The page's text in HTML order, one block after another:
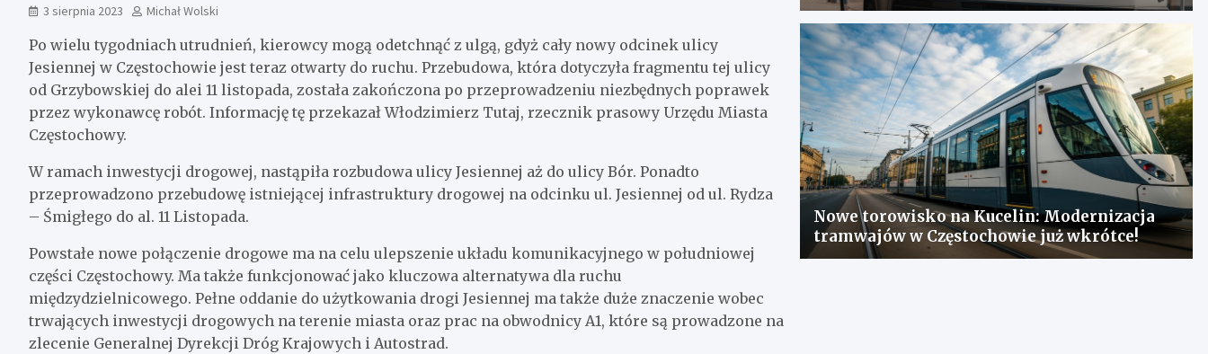
3 sierpnia 2023 Michał Wolski
Po wielu tygodniach utrudnień, kierowcy mogą odetchnąć z ulgą, gdyż cały nowy odcinek ulicy
Jesiennej w Częstochowie jest teraz otwarty do ruchu. Przebudowa, która dotyczyła fragmentu tej ulicy
od Grzybowskiej do alei 11 listopada, została zakończona po przeprowadzeniu niezbędnych poprawek
przez wykonawcę robót. Informację tę przekazał Włodzimierz Tutaj, rzecznik prasowy Urzędu Miasta
Częstochowy.
W ramach inwestycji drogowej, nastąpiła rozbudowa ulicy Jesiennej aż do ulicy Bór. Ponadto
przeprowadzono przebudowę istniejącej infrastruktury drogowej na odcinku ul. Jesiennej od ul. Rydza
– Śmigłego do al. 11 Listopada.
Powstałe nowe połączenie drogowe ma na celu ulepszenie układu komunikacyjnego w południowej
części Częstochowy. Ma także funkcjonować jako kluczowa alternatywa dla ruchu
międzydzielnicowego. Pełne oddanie do użytkowania drogi Jesiennej ma także duże znaczenie wobec
trwających inwestycji drogowych na terenie miasta oraz prac na obwodnicy A1, które są prowadzone na
zlecenie Generalnej Dyrekcji Dróg Krajowych i Autostrad.
Nowe torowisko na Kucelin: Modernizacja
tramwajów w Częstochowie już wkrótce!